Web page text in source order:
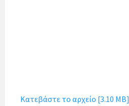
Κατεβάστε το αρχείο [3.10 MB]